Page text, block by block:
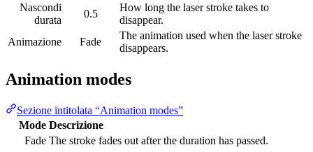
Nascondi
durata
0.5
How long the laser stroke takes to
disappear.
Animazione
Fade
The animation used when the laser stroke
disappears.
Animation modes
Sezione intitolata “Animation modes”
Mode Descrizione
Fade The stroke fades out after the duration has passed.